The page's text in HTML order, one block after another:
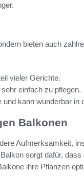
bieten auch
vieler Gerichte.
einfach zu pflegen.
kann wunderbar in
Balkonen
Aufmerksamkeit,
sorgt dafür,
ihre Pflanzen